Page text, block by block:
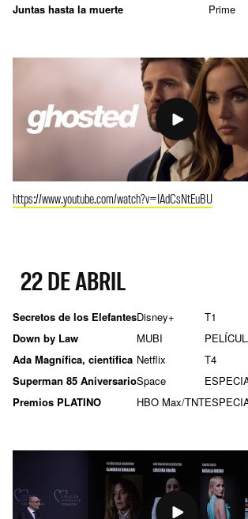
Juntas hasta la muerte
Prime
https://www.youtube.com/watch?v=IAdCsNtEuBU
22 DE ABRIL
Secretos de los ElefantesDisney+ T1
Down by Law
MUBI
Ada Magnífica, científica Netflix T4
Superman 85 AniversarioSpace
Premios PLATINO
HBO Max/TNT